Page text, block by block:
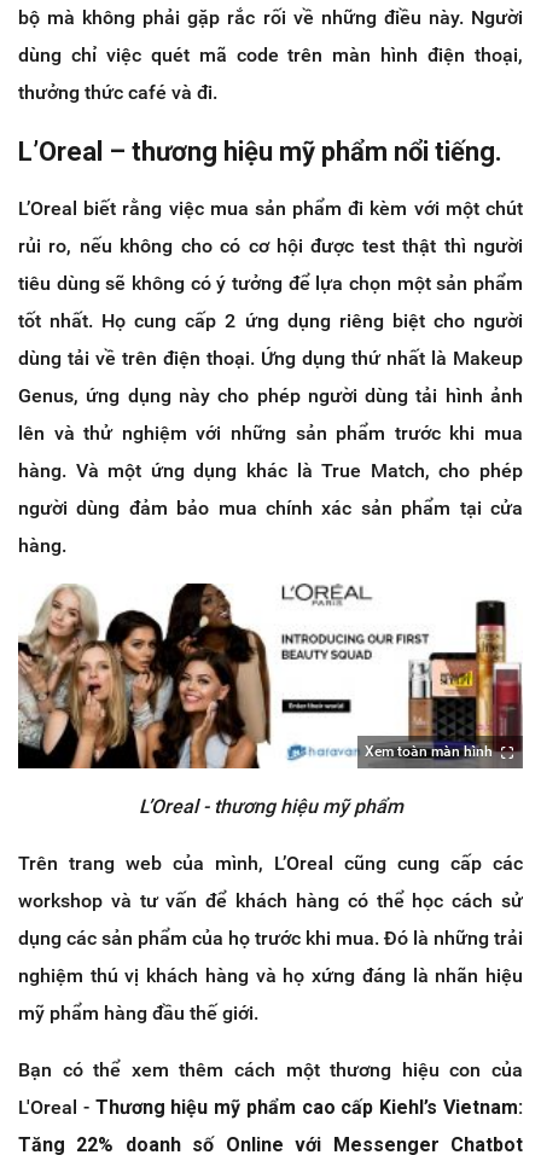
bộ mà không phải gặp rắc rối về những điều này. Người
dùng chỉ việc quét mã code trên màn hình điện thoại,
thưởng thức café và đi.
L’Oreal – thương hiệu mỹ phẩm nổi tiếng.
L’Oreal biết rằng việc mua sản phẩm đi kèm với một chút
rủi ro, nếu không cho có cơ hội được test thật thì người
tiêu dùng sẽ không có ý tưởng để lựa chọn một sản phẩm
tốt nhất. Họ cung cấp 2 ứng dụng riêng biệt cho người
dùng tải về trên điện thoại. Ứng dụng thứ nhất là Makeup
Genus, ứng dụng này cho phép người dùng tải hình ảnh
lên và thử nghiệm với những sản phẩm trước khi mua
hàng. Và một ứng dụng khác là True Match, cho phép
người dùng đảm bảo mua chính xác sản phẩm tại cửa
hàng.
Xem toàn màn hình
L’Oreal - thương hiệu mỹ phẩm
Trên trang web của mình, L’Oreal cũng cung cấp các
workshop và tư vấn để khách hàng có thể học cách sử
dụng các sản phẩm của họ trước khi mua. Đó là những trải
nghiệm thú vị khách hàng và họ xứng đáng là nhãn hiệu
mỹ phẩm hàng đầu thế giới.
Bạn có thể xem thêm cách một thương hiệu con của
L'Oreal - Thương hiệu mỹ phẩm cao cấp Kiehl’s Vietnam:
Tăng 22% doanh số Online với Messenger Chatbot